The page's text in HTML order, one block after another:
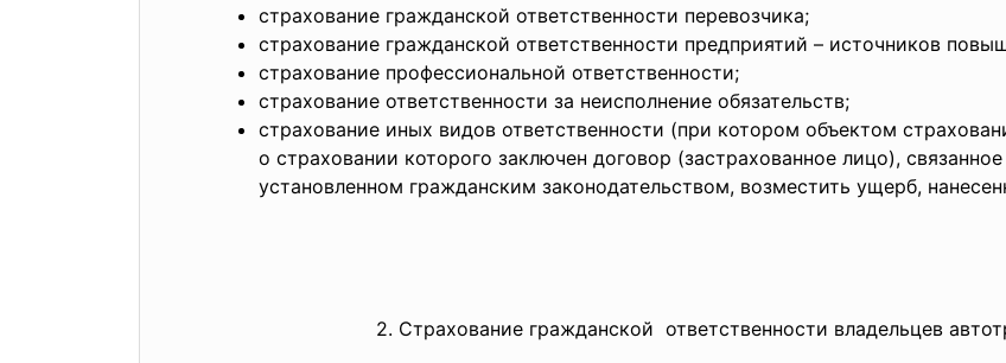
страхование гражданской ответственности перевозчика;
страхование гражданской ответственности предприятий – источников
страхование профессиональной ответственности;
страхование ответственности за неисполнение обязательств;
страхование иных видов ответственности (при котором объектом
о страховании которого заключен договор (застрахованное лицо),
установленном гражданским законодательством, возместить ущерб,
2. Страхование гражданской ответственности владельцев